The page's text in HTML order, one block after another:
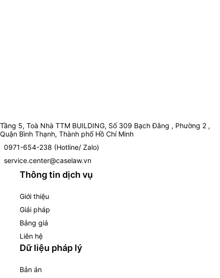
Tầng 5, Toà Nhà TTM BUILDING, Số 309 Bạch Đằng , Phường 2 ,
Quận Bình Thạnh, Thành phố Hồ Chí Minh
0971-654-238 (Hotline/ Zalo)
service.center@caselaw.vn
Thông tin dịch vụ
Giới thiệu
Giải pháp
Bảng giá
Liên hệ
Dữ liệu pháp lý
Bản án